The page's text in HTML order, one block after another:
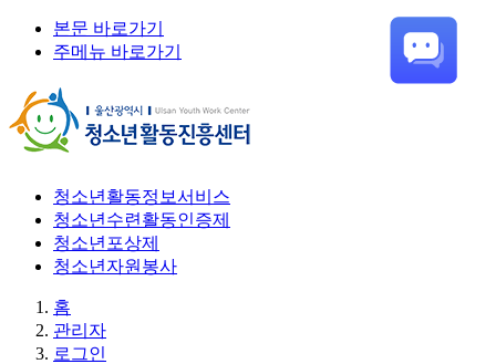
본문 바로가기
주메뉴 바로가기
청소년활동정보서비스
청소년수련활동인증제
청소년포상제
청소년자원봉사
홈
관리자
로그인